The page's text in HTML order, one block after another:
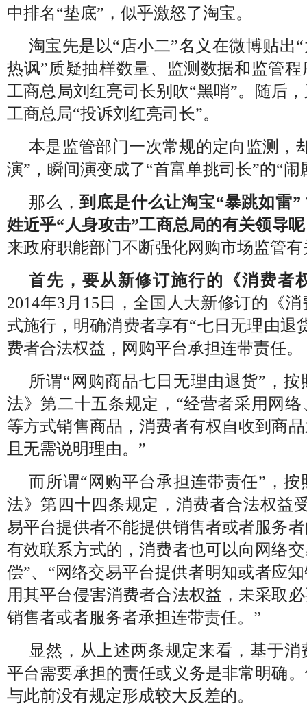
中排名“垫底”，似乎激怒了淘宝。
淘宝先是以“店小二”名义在微博贴出
热讽”质疑抽样数量、监测数据和监管
工商总局刘红亮司长别吹“黑哨”。随后
工商总局“投诉刘红亮司长”。
本是监管部门一次常规的定向监测，
演”，瞬间演变成了“首富单挑司长”的“闹
那么，到底是什么让淘宝“暴跳如雷
姓近乎“人身攻击”工商总局的有关领导
来政府职能部门不断强化网购市场监管有
首先，要从新修订施行的《消费者
2014年3月15日，全国人大新修订的《
式施行，明确消费者享有“七日无理由退
费者合法权益，网购平台承担连带责任。
所谓“网购商品七日无理由退货”，
法》第二十五条规定，“经营者采用网
等方式销售商品，消费者有权自收到商
且无需说明理由。”
而所谓“网购平台承担连带责任”，
法》第四十四条规定，消费者合法权益
易平台提供者不能提供销售者或者服务
有效联系方式的，消费者也可以向网络
偿”、“网络交易平台提供者明知或者应
用其平台侵害消费者合法权益，未采取
销售者或者服务者承担连带责任。”
显然，从上述两条规定来看，基于
平台需要承担的责任或义务是非常明确
与此前没有规定形成较大反差的。